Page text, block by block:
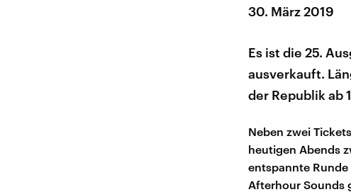
30. März 2019
Es ist die 25.
ausverkauft.
der Republik ab
Neben zwei
heutigen Abends
entspannte Runde
Afterhour Sounds